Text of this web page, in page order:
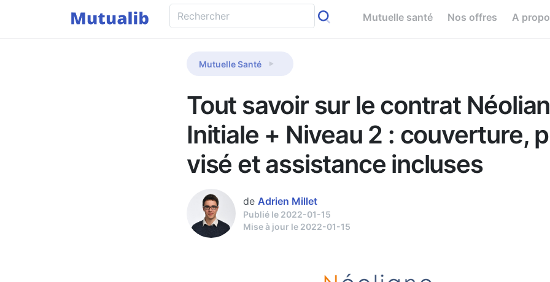
Mutuelle santé Nos offres A
Mutuelle Santé
Tout savoir sur le contrat
Initiale + Niveau 2 : couverture,
visé et assistance incluses
de Adrien Millet
Publié le 2022-01-15
Mise à jour le 2022-01-15